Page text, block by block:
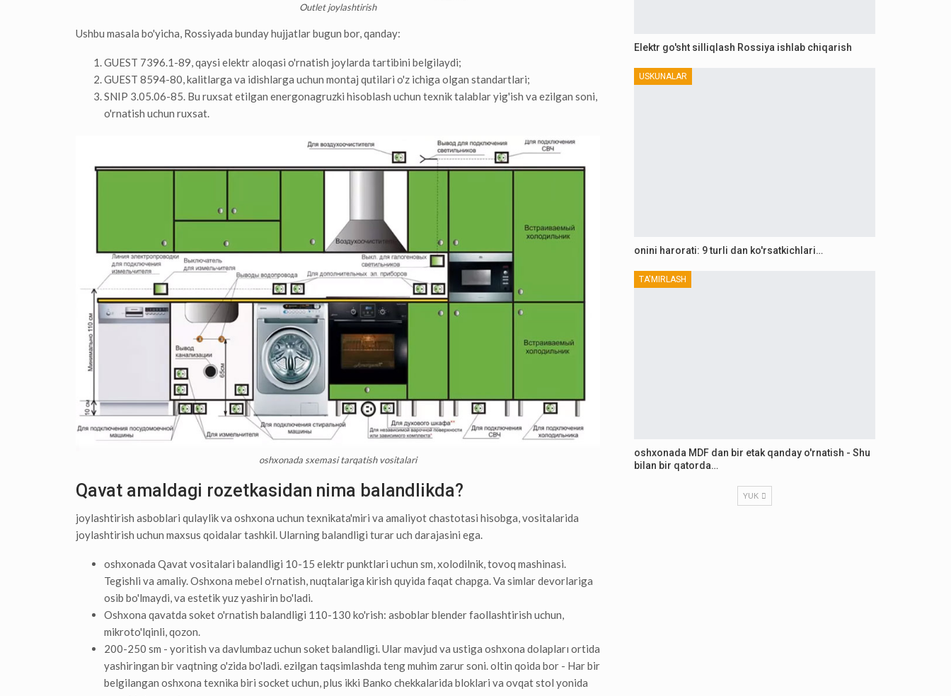
Outlet joylashtirish
Ushbu masala bo'yicha, Rossiyada bunday hujjatlar bugun bor, qanday:
GUEST 7396.1-89, qaysi elektr aloqasi o'rnatish joylarda tartibini belgilaydi;
GUEST 8594-80, kalitlarga va idishlarga uchun montaj qutilari o'z ichiga olgan standartlari;
SNIP 3.05.06-85. Bu ruxsat etilgan energonagruzki hisoblash uchun texnik talablar yig'ish va ezilgan soni,
o'rnatish uchun ruxsat.
oshxonada sxemasi tarqatish vositalari
Qavat amaldagi rozetkasidan nima balandlikda?
joylashtirish asboblari qulaylik va oshxona uchun texnikata'miri va amaliyot chastotasi hisobga, vositalarida
joylashtirish uchun maxsus qoidalar tashkil. Ularning balandligi turar uch darajasini ega.
oshxonada Qavat vositalari balandligi 10-15 elektr punktlari uchun sm, xolodilnik, tovoq mashinasi.
Tegishli va amaliy. Oshxona mebel o'rnatish, nuqtalariga kirish quyida faqat chapga. Va simlar devorlariga
osib bo'lmaydi, va estetik yuz yashirin bo'ladi.
Oshxona qavatda soket o'rnatish balandligi 110-130 ko'rish: asboblar blender faollashtirish uchun,
mikroto'lqinli, qozon.
200-250 sm - yoritish va davlumbaz uchun soket balandligi. Ular mavjud va ustiga oshxona dolapları ortida
yashiringan bir vaqtning o'zida bo'ladi. ezilgan taqsimlashda teng muhim zarur soni. oltin qoida bor - Har bir
belgilangan oshxona texnika biri socket uchun, plus ikki Banko chekkalarida bloklari va ovqat stol yonida
Elektr go'sht silliqlash Rossiya ishlab chiqarish
USKUNALAR
onini harorati: 9 turli dan ko'rsatkichlari…
TA'MIRLASH
oshxonada MDF dan bir etak qanday o'rnatish - Shu
bilan bir qatorda…
YUK